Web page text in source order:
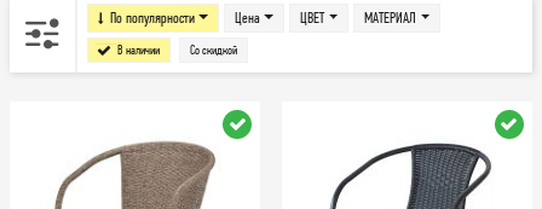
По популярности Цена
В наличии Со скидкой
ЦВЕТ МАТЕРИАЛ